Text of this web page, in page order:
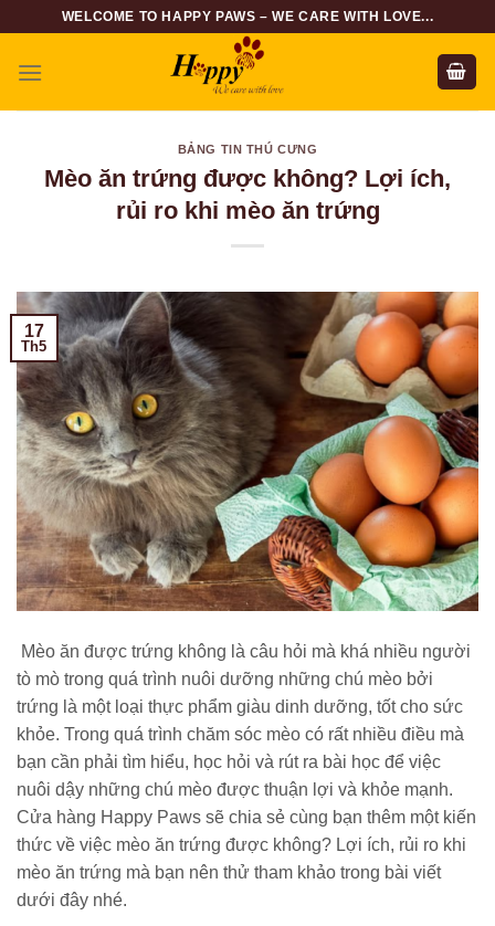
content
WELCOME TO HAPPY PAWS – WE CARE WITH LOVE...
BẢNG TIN THÚ CƯNG
Mèo ăn trứng được không? Lợi ích,
rủi ro khi mèo ăn trứng
17
Th5
Mèo ăn được trứng không là câu hỏi mà khá nhiều người
tò mò trong quá trình nuôi dưỡng những chú mèo bởi
trứng là một loại thực phẩm giàu dinh dưỡng, tốt cho sức
khỏe. Trong quá trình chăm sóc mèo có rất nhiều điều mà
bạn cần phải tìm hiểu, học hỏi và rút ra bài học để việc
nuôi dậy những chú mèo được thuận lợi và khỏe mạnh.
Cửa hàng Happy Paws sẽ chia sẻ cùng bạn thêm một kiến
thức về việc mèo ăn trứng được không? Lợi ích, rủi ro khi
mèo ăn trứng mà bạn nên thử tham khảo trong bài viết
dưới đây nhé.